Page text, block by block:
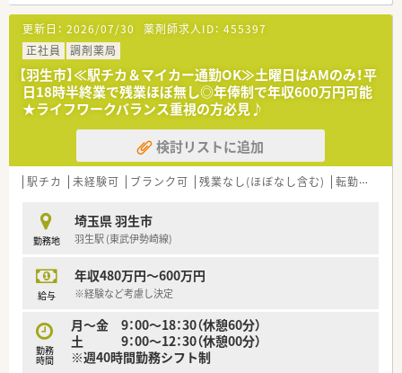
成長実感のための「フォローアップ研修」や
指導者育成のための「ＯＪＴトレーナー研修」、
管理職を育成する「マネジメント研修」など、
各自の成長に合わせた研修制度がございます♪
E-ラーニング研修費用補助に加え、
外部講習会への参加・薬剤師認定資格に関わる費用の補助など、
薬剤師の成長を応援する会社です！
＜こんな方にオススメ！＞
★埼玉県を中心に展開する会社をお探しの方！
★福利厚生が充実している会社で安心して働きたい方！
★研修制度が整っている会社でスキルアップを目指していきた
・・＊ 薬局の特徴 ＊・・
■埼玉県北部を中心に店舗展開している企業です。「地域医療に
貢献する」をモットーにしています。
■無理な異動はありません。異動が発生する場合には、スタッフ
の希望を考慮した上で決定いたします。
■地域中核病院前に研修センターを設置。入社後、研修センター
及び配属先各薬局にて実地的に研修を行います。研修センター
では総合病院の処方箋を経験でき、実践的な研修を受けることが
■各種勉強会も充実しています。月例勉強会や全社勉強会（年2
回）、管理者研修など開催しています。
更新日： 2026/07/30 薬剤師求人ID： 455397
正社員
調剤薬局
【羽生市】≪駅チカ＆マイカー通勤OK≫土曜日はAMのみ！平
日18時半終業で残業ほぼ無し◎年俸制で年収600万円可能
★ライフワークバランス重視の方必見♪
検討リストに追加
駅チカ 未経験可 ブランク可 残業なし(ほぼなし含む) 転勤なし
勤務地
埼玉県 羽生市
羽生駅 (東武伊勢崎線)
給与
年収480万円～600万円
※経験など考慮し決定
勤務
時間
月～金 9：00～18：30（休憩60分）
土 9：00～12：30（休憩00分）
※週40時間勤務シフト制